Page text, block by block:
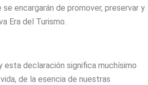
encargarán de promover, preservar y
Era del Turismo.
esta declaración significa muchísimo
de la esencia de nuestras